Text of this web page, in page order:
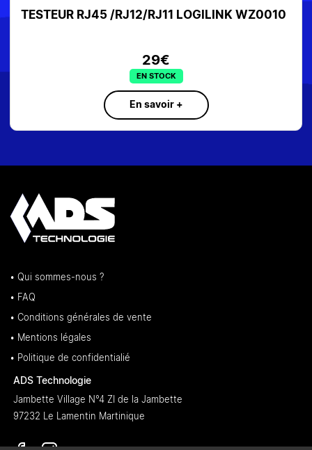
CONTROLEUR RESEAU TP-LINK OMADA
125€
EN STOCK
En savoir +
• Qui sommes-nous ?
• FAQ
• Conditions générales de vente
• Mentions légales
• Politique de confidentialié
ADS Technologie
Jambette Village N°4 ZI de la Jambette
97232 Le Lamentin Martinique